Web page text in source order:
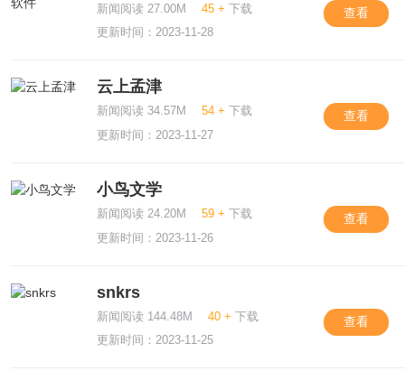
新闻阅读 27.00M 45 + 下载
更新时间：2023-11-28
查看
云上孟津
新闻阅读 34.57M 54 + 下载
更新时间：2023-11-27
查看
小鸟文学
新闻阅读 24.20M 59 + 下载
更新时间：2023-11-26
查看
snkrs
新闻阅读 144.48M 40 + 下载
更新时间：2023-11-25
查看